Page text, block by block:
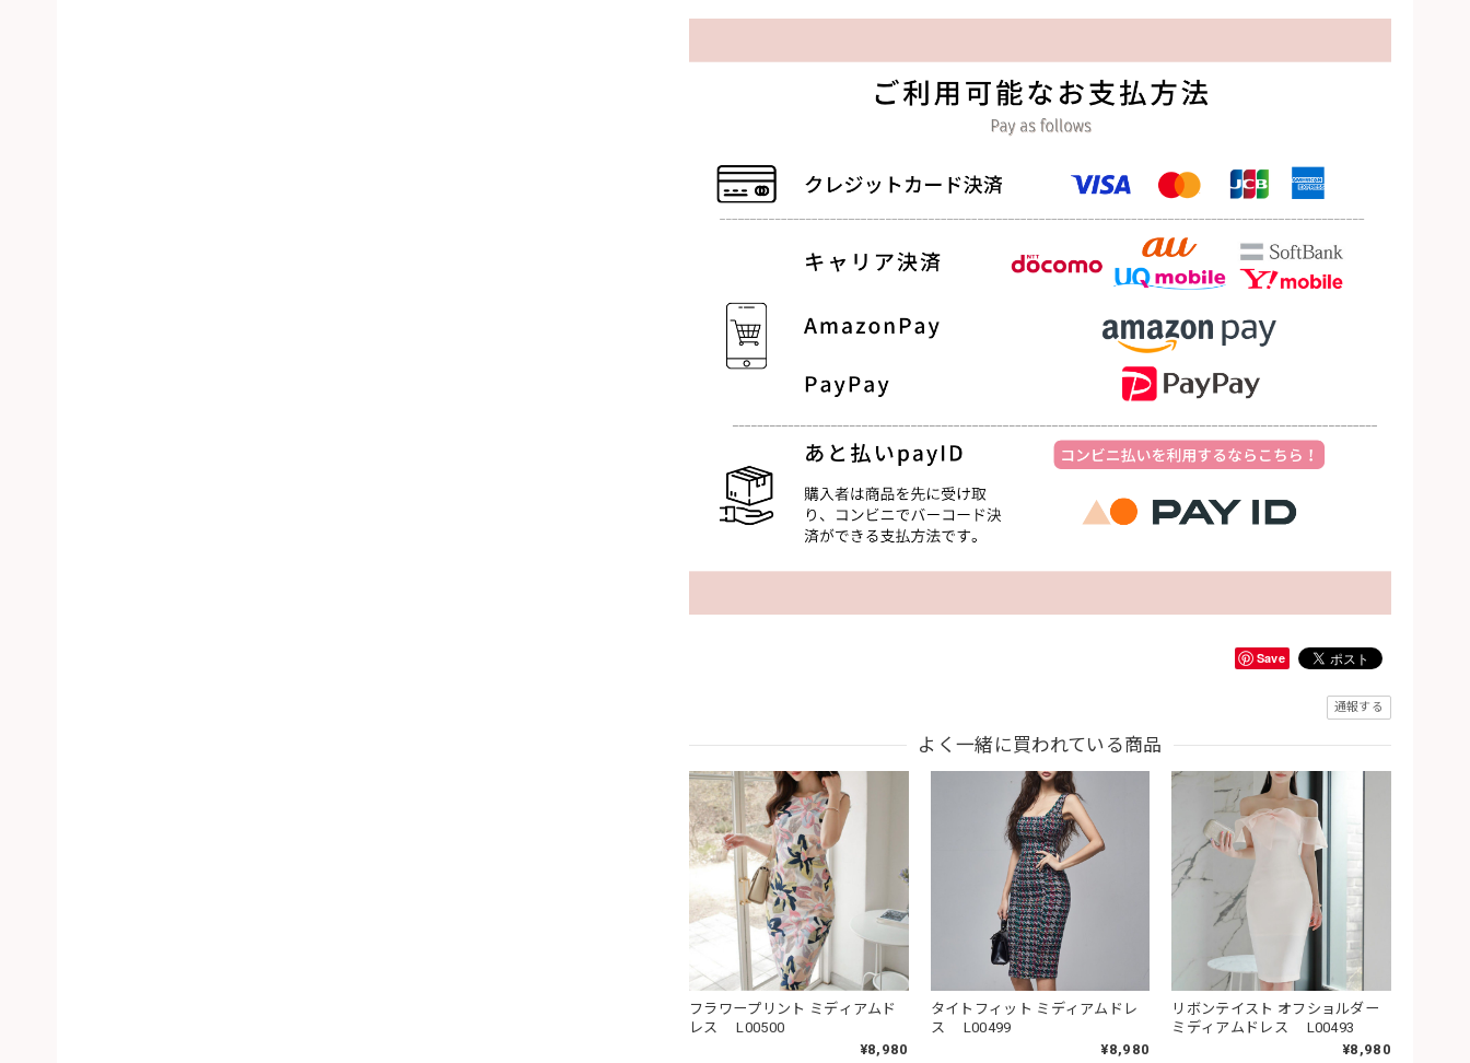
Save
通報する
よく一緒に買われている商品
フラワープリント ミディアムド
レス L00500
¥8,980
タイトフィット ミディアムドレ
ス L00499
¥8,980
リボンテイスト オフショルダー
ミディアムドレス L00493
¥8,980